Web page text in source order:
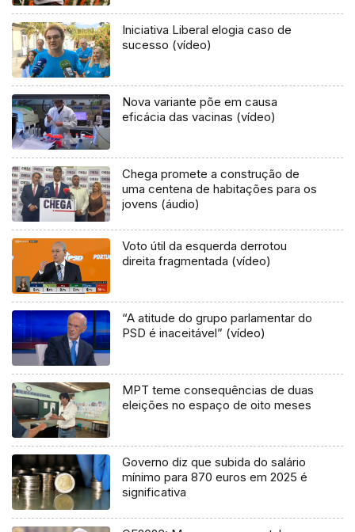
Iniciativa Liberal elogia caso de
sucesso (vídeo)
Nova variante põe em causa
eficácia das vacinas (vídeo)
Chega promete a construção de
uma centena de habitações para os
jovens (áudio)
Voto útil da esquerda derrotou
direita fragmentada (vídeo)
“A atitude do grupo parlamentar do
PSD é inaceitável” (vídeo)
MPT teme consequências de duas
eleições no espaço de oito meses
Governo diz que subida do salário
mínimo para 870 euros em 2025 é
significativa